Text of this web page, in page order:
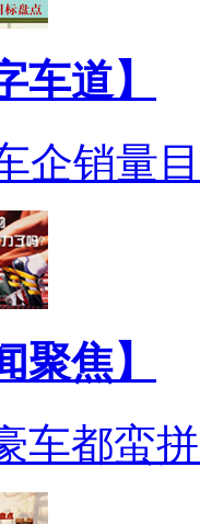
车道】
企销量
聚焦】
车都蛮